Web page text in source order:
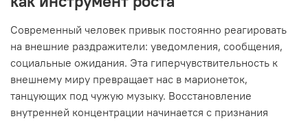
Современный человек привык постоянно реагировать
на внешние раздражители: уведомления, сообщения,
социальные ожидания. Эта гиперчувствительность к
внешнему миру превращает нас в марионеток,
танцующих под чужую музыку. Восстановление
внутренней концентрации начинается с признания